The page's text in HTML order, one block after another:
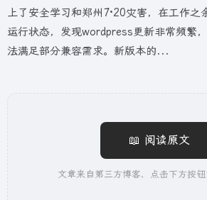
上了安全学习和郑州7·20灾害，在工作之
运行状态，发现wordpress更新非常频繁
法满足部分兼容需求。新版本的...
📖 阅读原文
文章来自第三方博客，点击下方按